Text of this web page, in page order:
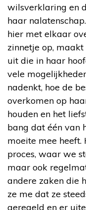
wilsverklaring en
haar
hier met elkaar
zinnetje op,
uit die in haar
vele
nadenkt, hoe de
overkomen op
houden en het
bang dat één van
moeite mee
proces, waar we
maar ook
andere zaken die
ze me dat ze
geregeld en er